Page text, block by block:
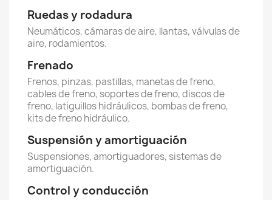
Ruedas y rodadura
Neumáticos, cámaras de aire, llantas, válvulas de
aire, rodamientos.
Frenado
Frenos, pinzas, pastillas, manetas de freno,
cables de freno, soportes de freno, discos de
freno, latiguillos hidráulicos, bombas de freno,
kits de freno hidráulico.
Suspensión y amortiguación
Suspensiones, amortiguadores, sistemas de
amortiguación.
Control y conducción